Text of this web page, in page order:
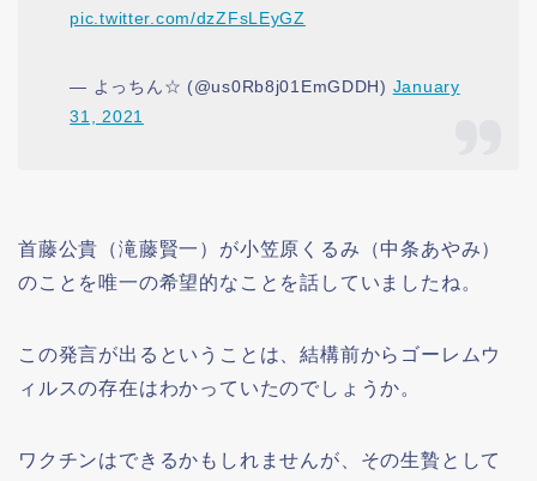
pic.twitter.com/dzZFsLEyGZ
— よっちん☆ (@us0Rb8j01EmGDDH) January
31, 2021
首藤公貴（滝藤賢一）が小笠原くるみ（中条あやみ）
のことを唯一の希望的なことを話していましたね。
この発言が出るということは、結構前からゴーレムウ
ィルスの存在はわかっていたのでしょうか。
ワクチンはできるかもしれませんが、その生贄として